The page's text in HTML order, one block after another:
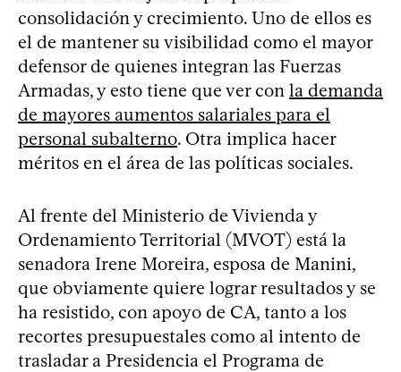
consolidación y crecimiento. Uno de ellos es
el de mantener su visibilidad como el mayor
defensor de quienes integran las Fuerzas
Armadas, y esto tiene que ver con la demanda
de mayores aumentos salariales para el
personal subalterno. Otra implica hacer
méritos en el área de las políticas sociales.
Al frente del Ministerio de Vivienda y
Ordenamiento Territorial (MVOT) está la
senadora Irene Moreira, esposa de Manini,
que obviamente quiere lograr resultados y se
ha resistido, con apoyo de CA, tanto a los
recortes presupuestales como al intento de
trasladar a Presidencia el Programa de